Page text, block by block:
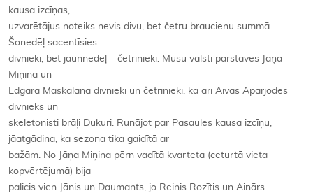
kausa izcīņas,
uzvarētājus noteiks nevis divu, bet četru braucienu summā.
Šonedēļ sacentīsies
divnieki, bet jaunnedēļ – četrinieki. Mūsu valsti pārstāvēs Jāņa
Miņina un
Edgara Maskalāna divnieki un četrinieki, kā arī Aivas Aparjodes
divnieks un
skeletonisti brāļi Dukuri. Runājot par Pasaules kausa izcīņu,
jāatgādina, ka sezona tika gaidītā ar
bažām. No Jāņa Miņina pērn vadītā kvarteta (ceturtā vieta
kopvērtējumā) bija
palicis vien Jānis un Daumants, jo Reinis Rozītis un Ainārs